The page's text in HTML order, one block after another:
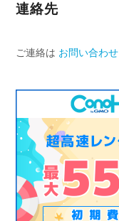
連絡先
ご連絡は お問い合わせ